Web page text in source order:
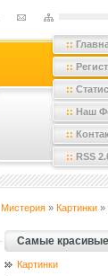
::
::
::
:: Наш
::
:: RSS
Мистерия » Картинки »
Самые
Картинки